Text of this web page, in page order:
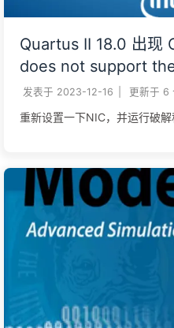
Quartus II 18.0 出现
does not support
解决
发表于 2023-12-16 更新于 6
重新设置一下NIC，并运行破解